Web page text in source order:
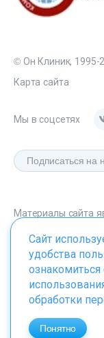
© Он Клиник, 1995-
Карта сайта
Мы в соцсетях
Материалы сайта
onclinic.ru
ИМЕЮТСЯ
Сайт
удобства
обработки
Понятно